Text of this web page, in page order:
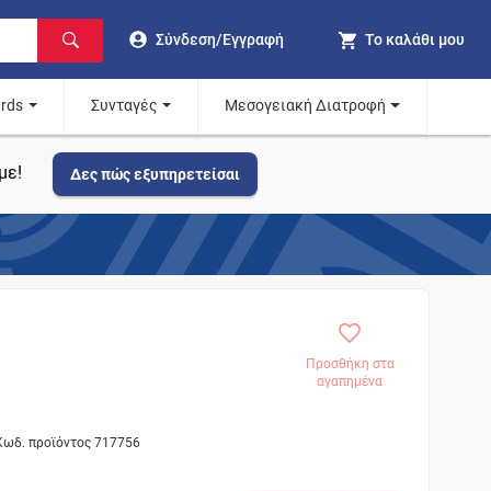
Σύνδεση/Εγγραφή Το καλάθι μου
Συνταγές Μεσογειακή Διατροφή
Δες πώς εξυπηρετείσαι
Προσθήκη στα
αγαπημένα
προϊόντος 717756